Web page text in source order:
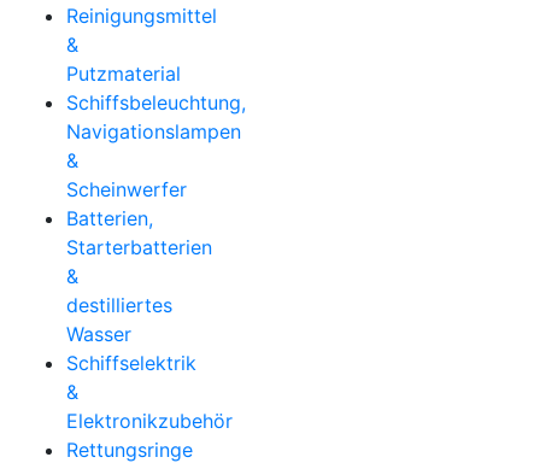
Reinigungsmittel
&
Putzmaterial
Schiffsbeleuchtung,
Navigationslampen
&
Scheinwerfer
Batterien,
Starterbatterien
&
destilliertes
Wasser
Schiffselektrik
&
Elektronikzubehör
Rettungsringe